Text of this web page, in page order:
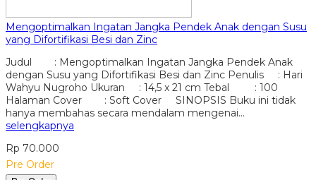
Mengoptimalkan Ingatan Jangka Pendek Anak dengan Susu
yang Difortifikasi Besi dan Zinc
Judul : Mengoptimalkan Ingatan Jangka Pendek Anak
dengan Susu yang Difortifikasi Besi dan Zinc Penulis : Hari
Wahyu Nugroho Ukuran : 14,5 x 21 cm Tebal : 100
Halaman Cover : Soft Cover SINOPSIS Buku ini tidak
hanya membahas secara mendalam mengenai…
selengkapnya
Rp 70.000
Pre Order